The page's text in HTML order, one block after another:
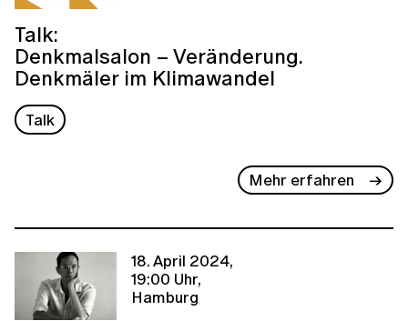
Talk:
Denkmalsalon – Veränderung.
Denkmäler im Klimawandel
Talk
Mehr erfahren
18. April 2024,
19:00 Uhr,
Hamburg